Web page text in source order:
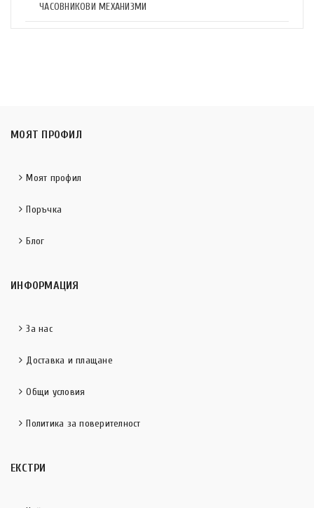
ЧАСОВНИКОВИ МЕХАНИЗМИ
МОЯТ ПРОФИЛ
Моят профил
Поръчка
Блог
ИНФОРМАЦИЯ
За нас
Доставка и плащане
Общи условия
Политика за поверителност
ЕКСТРИ